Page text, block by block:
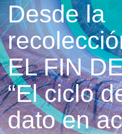
Desde la
EL FIN
“El ciclo
dato en